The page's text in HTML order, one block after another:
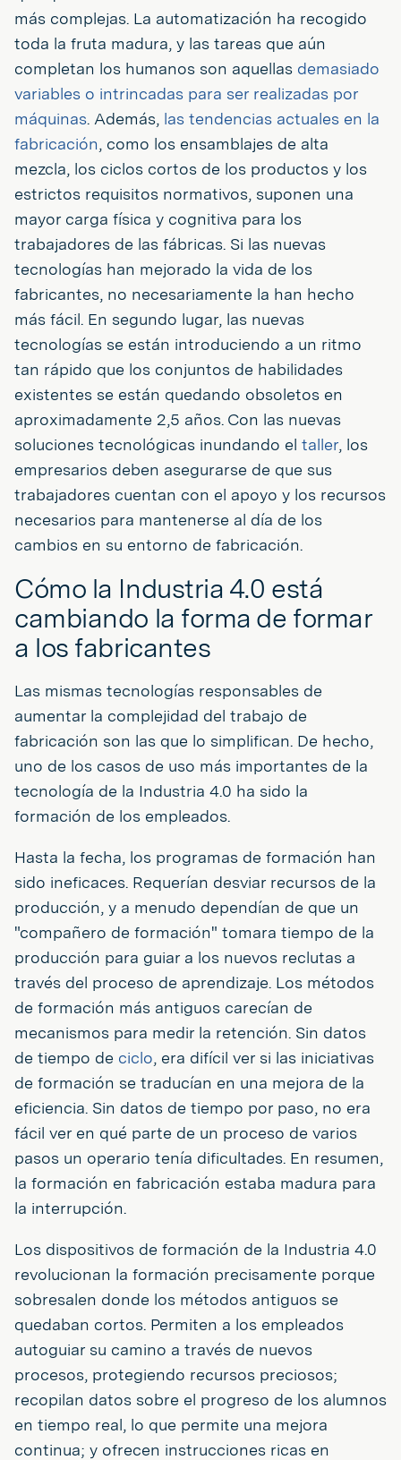
más complejas. La automatización ha recogido
toda la fruta madura, y las tareas que aún
completan los humanos son aquellas demasiado
variables o intrincadas para ser realizadas por
máquinas. Además, las tendencias actuales en la
fabricación, como los ensamblajes de alta
mezcla, los ciclos cortos de los productos y los
estrictos requisitos normativos, suponen una
mayor carga física y cognitiva para los
trabajadores de las fábricas. Si las nuevas
tecnologías han mejorado la vida de los
fabricantes, no necesariamente la han hecho
más fácil. En segundo lugar, las nuevas
tecnologías se están introduciendo a un ritmo
tan rápido que los conjuntos de habilidades
existentes se están quedando obsoletos en
aproximadamente 2,5 años. Con las nuevas
soluciones tecnológicas inundando el taller, los
empresarios deben asegurarse de que sus
trabajadores cuentan con el apoyo y los recursos
necesarios para mantenerse al día de los
cambios en su entorno de fabricación.
Cómo la Industria 4.0 está
cambiando la forma de formar
a los fabricantes
Las mismas tecnologías responsables de
aumentar la complejidad del trabajo de
fabricación son las que lo simplifican. De hecho,
uno de los casos de uso más importantes de la
tecnología de la Industria 4.0 ha sido la
formación de los empleados.
Hasta la fecha, los programas de formación han
sido ineficaces. Requerían desviar recursos de la
producción, y a menudo dependían de que un
"compañero de formación" tomara tiempo de la
producción para guiar a los nuevos reclutas a
través del proceso de aprendizaje. Los métodos
de formación más antiguos carecían de
mecanismos para medir la retención. Sin datos
de tiempo de ciclo, era difícil ver si las iniciativas
de formación se traducían en una mejora de la
eficiencia. Sin datos de tiempo por paso, no era
fácil ver en qué parte de un proceso de varios
pasos un operario tenía dificultades. En resumen,
la formación en fabricación estaba madura para
la interrupción.
Los dispositivos de formación de la Industria 4.0
revolucionan la formación precisamente porque
sobresalen donde los métodos antiguos se
quedaban cortos. Permiten a los empleados
autoguiar su camino a través de nuevos
procesos, protegiendo recursos preciosos;
recopilan datos sobre el progreso de los alumnos
en tiempo real, lo que permite una mejora
continua; y ofrecen instrucciones ricas en